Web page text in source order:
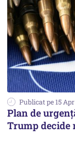
Publicat pe 15
Plan de
Trump decide